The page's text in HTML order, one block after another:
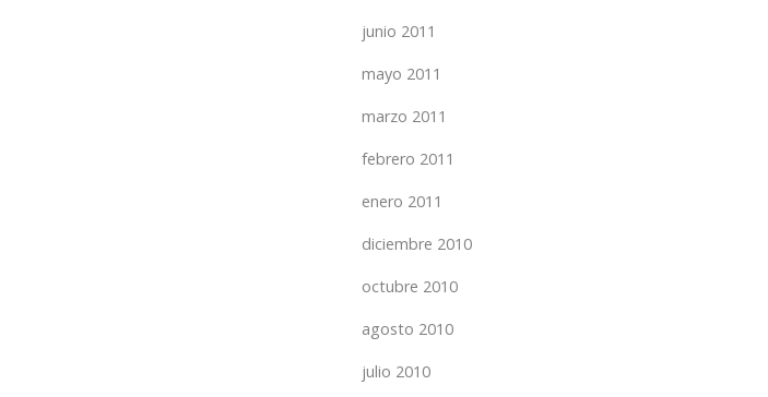
junio 2011
mayo 2011
marzo 2011
febrero 2011
enero 2011
diciembre 2010
octubre 2010
agosto 2010
julio 2010